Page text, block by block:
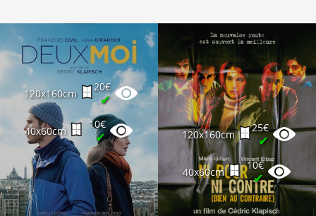
120x160cm
20€
✔
40x60cm
10€
✔ 120x160cm
25€
✔
40x60cm
10€
✔